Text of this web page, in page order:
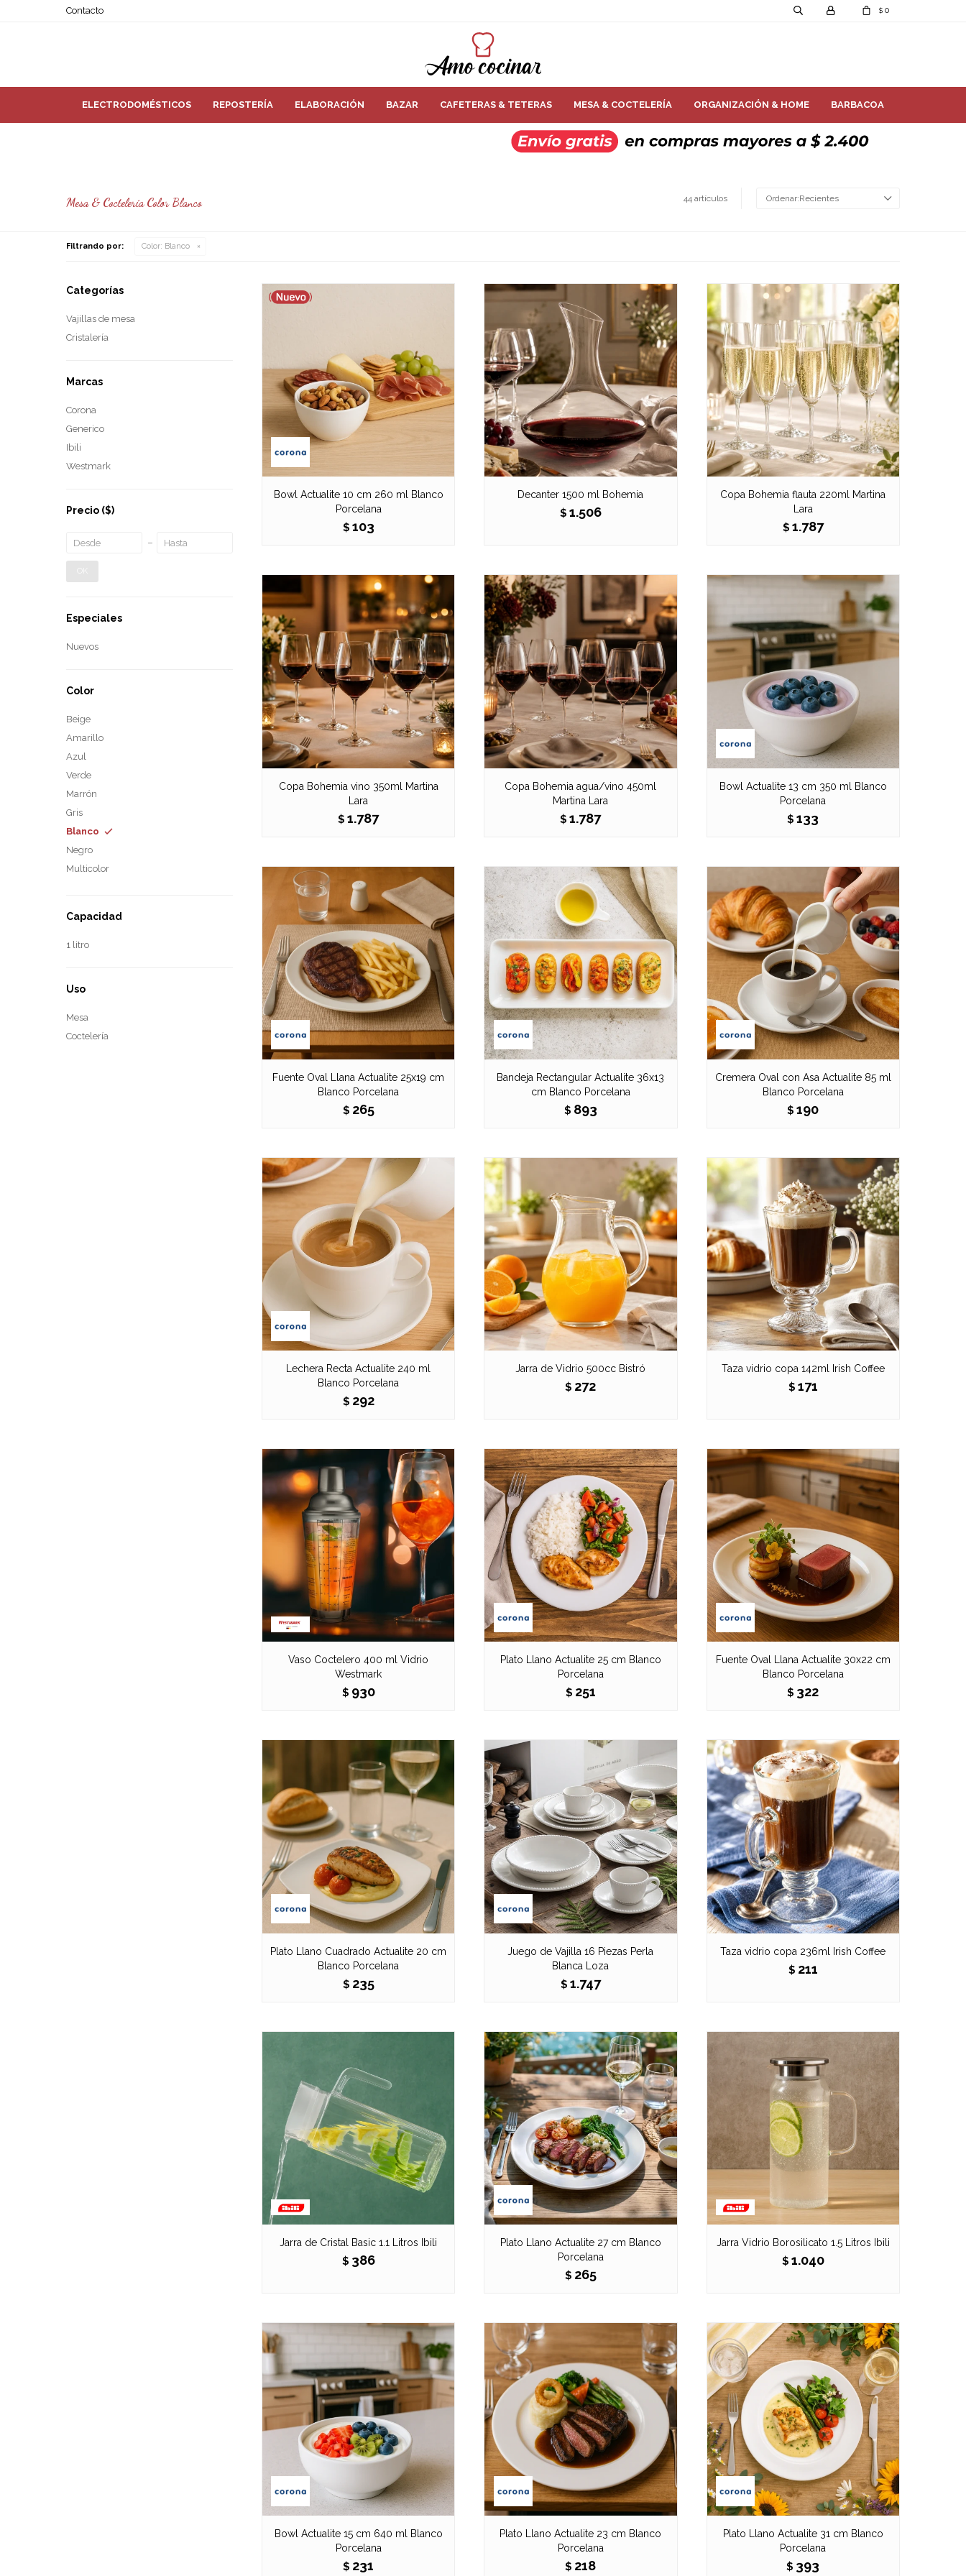
ELECTRODOMÉSTICOS REPOSTERÍA ELABORACIÓN BAZAR CAFETERAS & TETERAS MESA & COCTELERÍA ORGANIZACIÓN & HOME BARBACOA
$ 0
Contacto
Mesa & Coctelería Color Blanco 44 artículos Recientes
Filtrando por: Color: Blanco
Bowl Actualite 10 cm 260 ml Blanco
Porcelana
$ 103
Decanter 1500 ml Bohemia
$ 1.506
Copa Bohemia flauta 220ml Martina
Lara
$ 1.787
Copa Bohemia vino 350ml Martina
Lara
$ 1.787
Copa Bohemia agua/vino 450ml
Martina Lara
$ 1.787
Bowl Actualite 13 cm 350 ml Blanco
Porcelana
$ 133
Fuente Oval Llana Actualite 25x19 cm
Blanco Porcelana
$ 265
Bandeja Rectangular Actualite 36x13
cm Blanco Porcelana
$ 893
Cremera Oval con Asa Actualite 85 ml
Blanco Porcelana
$ 190
Lechera Recta Actualite 240 ml
Blanco Porcelana
$ 292
Jarra de Vidrio 500cc Bistró
$ 272
Taza vidrio copa 142ml Irish Coffee
$ 171
Vaso Coctelero 400 ml Vidrio
Westmark
$ 930
Plato Llano Actualite 25 cm Blanco
Porcelana
$ 251
Fuente Oval Llana Actualite 30x22 cm
Blanco Porcelana
$ 322
Plato Llano Cuadrado Actualite 20 cm
Blanco Porcelana
$ 235
Juego de Vajilla 16 Piezas Perla
Blanca Loza
$ 1.747
Taza vidrio copa 236ml Irish Coffee
$ 211
Jarra de Cristal Basic 1.1 Litros Ibili
$ 386
Plato Llano Actualite 27 cm Blanco
Porcelana
$ 265
Jarra Vidrio Borosilicato 1.5 Litros Ibili
$ 1.040
Bowl Actualite 15 cm 640 ml Blanco
Porcelana
$ 231
Plato Llano Actualite 23 cm Blanco
Porcelana
$ 218
Plato Llano Actualite 31 cm Blanco
Porcelana
$ 393
Categorías
Vajillas de mesa
Cristalería
Marcas
Corona
Generico
Ibili
Westmark
Precio ($)
Especiales
Nuevos
Color
Beige
Amarillo
Azul
Verde
Marrón
Gris
Blanco
Negro
Multicolor
Capacidad
1 litro
Uso
Mesa
Coctelería